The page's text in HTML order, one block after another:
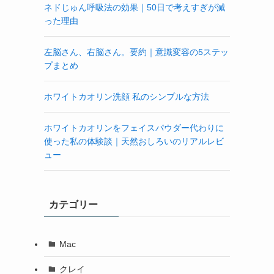
ネドじゅん呼吸法の効果｜50日で考えすぎが減
った理由
左脳さん、右脳さん。要約｜意識変容の5ステッ
プまとめ
ホワイトカオリン洗顔 私のシンプルな方法
ホワイトカオリンをフェイスパウダー代わりに
使った私の体験談｜天然おしろいのリアルレビ
ュー
カテゴリー
Mac
クレイ